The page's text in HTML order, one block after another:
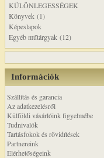
KÜLÖNLEGESSÉGEK
Könyvek (1)
Képeslapok
Egyéb műtárgyak (12)
Információk
Szállítás és garancia
Az adatkezelésről
Külföldi vásárlóink figyelmébe
Tudnivalók
Tartásfokok és rövidítések
Partnereink
Elérhetőségeink